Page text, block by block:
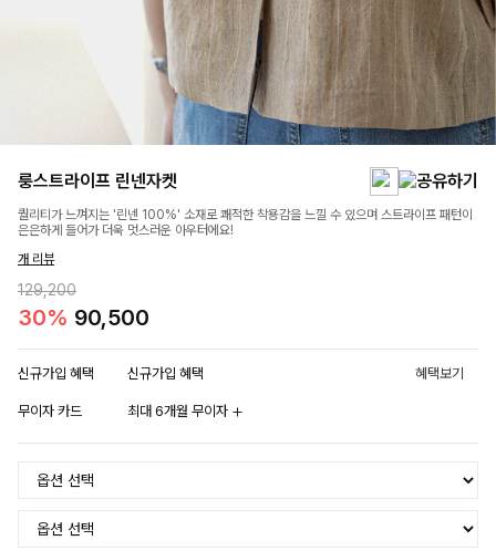
룽스트라이프 린넨자켓
퀄리티가 느껴지는 '린넨 100%' 소재로 쾌적한 착용감을 느낄 수 있으며 스트라이프 패턴이
은은하게 들어가 더욱 멋스러운 아우터에요!
개 리뷰
129,200
30% 90,500
신규가입 혜택 신규가입 혜택 혜택보기
무이자 카드 최대 6개월 무이자